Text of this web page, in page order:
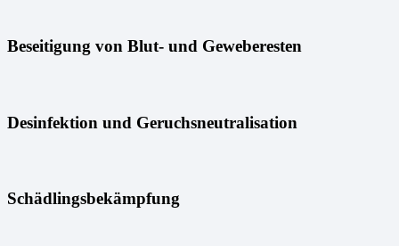
Beseitigung von Blut- und Geweberesten
Desinfektion und Geruchsneutralisation
Schädlingsbekämpfung